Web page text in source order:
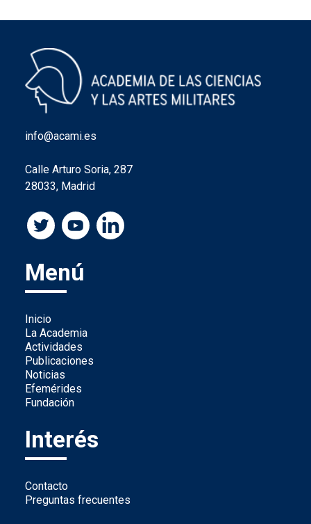
info@acami.es
Calle Arturo Soria, 287
28033, Madrid
Menú
Inicio
La Academia
Actividades
Publicaciones
Noticias
Efemérides
Fundación
Interés
Contacto
Preguntas frecuentes